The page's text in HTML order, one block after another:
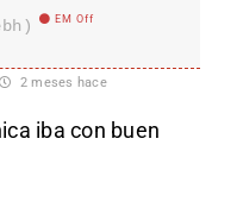
EM Off
2 meses hace
iba con buen